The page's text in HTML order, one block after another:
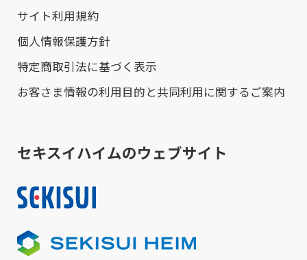
サイト利用規約
個人情報保護方針
特定商取引法に基づく表示
お客さま情報の利用目的と共同利用に関するご案内
セキスイハイムのウェブサイト